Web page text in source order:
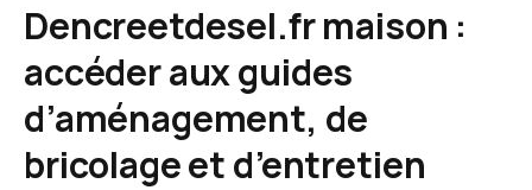
Dencreetdesel.fr maison :
accéder aux guides
d’aménagement, de
bricolage et d’entretien